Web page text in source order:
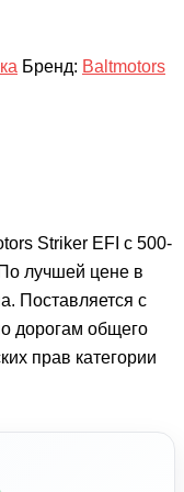
Бренд: Baltmotors
Striker EFI с 500-
лучшей цене в
Поставляется с
дорогам общего
прав категории